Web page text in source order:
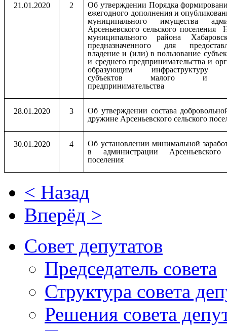
21.01.2020 2
Об утверждении Порядка
ежегодного дополнения и
муниципального имущества
Арсеньевского сельского поселения
муниципального района
предназначенного для
владение и (или) в пользование
и среднего предпринимательства и
образующим инфраструктуру
субъектов малого и
предпринимательства
28.01.2020 3
Об утверждении состава
дружине Арсеньевского сельского
30.01.2020 4
Об установлении минимальной
в администрации Арсеньевского
поселения
< Назад
Вперёд >
Совет депутатов
Председатель совета
Структура совета
Решения совета